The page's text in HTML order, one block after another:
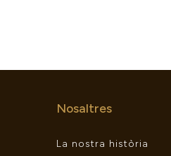
Nosaltres
La nostra història